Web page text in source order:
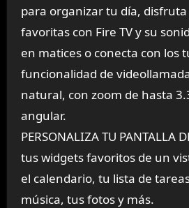
para organizar tu día, disfruta
favoritas con Fire TV y su
en matices o conecta con los
funcionalidad de
natural, con zoom de hasta
angular.
PERSONALIZA TU PANTALLA
tus widgets favoritos de un
el calendario, tu lista de
música, tus fotos y más.